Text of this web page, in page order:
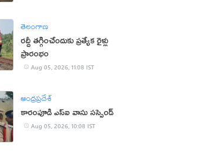
తెలంగాణ
రద్దీ తగ్గించేందుకు ప్రత్యేక రైళ్లు
ప్రారంభం
Aug 05, 2026, 11:08 IST
ఆంధ్రప్రదేశ్
కారంపూడి ఎస్ఐ వాసు స‌స్పెండ్‌
Aug 05, 2026, 10:08 IST